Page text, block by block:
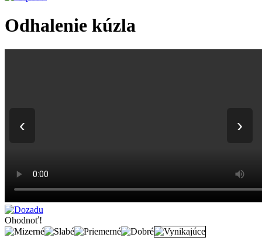
Odhalenie kúzla
‹ ›
Ohodnoť!